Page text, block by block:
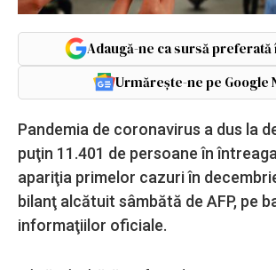
Adaugă-ne ca sursă preferată
Urmărește-ne pe Google
Pandemia de coronavirus a dus la
puţin 11.401 de persoane în
apariţia primelor cazuri în
bilanţ alcătuit sâmbătă de AFP, pe
informaţiilor oficiale.